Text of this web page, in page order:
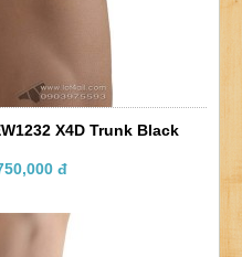
X4D Trunk Black
đ